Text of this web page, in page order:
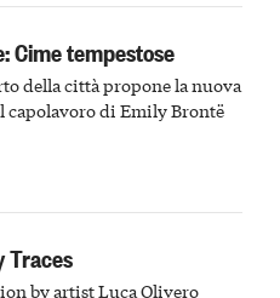
Cime tempestose
della città propone la nuova
capolavoro di Emily Brontë
Traces
by artist Luca Olivero